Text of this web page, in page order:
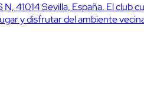
41014 Sevilla, España. El club
y disfrutar del ambiente